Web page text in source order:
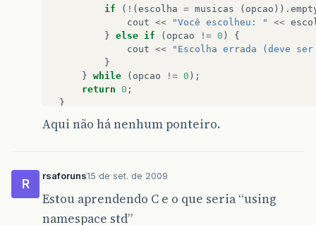
if ( ! ( escolha = musicas ( opcao )).
cout << "Você escolheu: " <<
} else if ( opcao != 0 )
{
cout <<
"Escolha errada (deve
}
} while ( opcao != 0 );
return 0 ;
}
Aqui não há nenhum ponteiro.
R
rsaforuns15 de set. de 2009
Estou aprendendo C e o que seria “using
namespace std”